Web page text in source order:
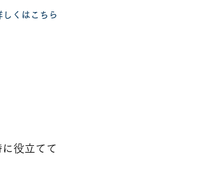
しくはこちら
役立てて